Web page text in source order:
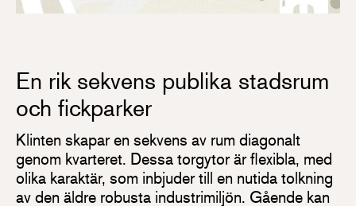
En rik sekvens publika stadsrum
och fickparker
Klinten skapar en sekvens av rum diagonalt
genom kvarteret. Dessa torgytor är flexibla, med
olika karaktär, som inbjuder till en nutida tolkning
av den äldre robusta industrimiljön. Gående kan